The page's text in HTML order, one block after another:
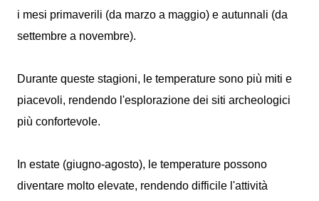
i mesi primaverili (da marzo a maggio) e autunnali (da
settembre a novembre).
Durante queste stagioni, le temperature sono più miti e
piacevoli, rendendo l'esplorazione dei siti archeologici
più confortevole.
In estate (giugno-agosto), le temperature possono
diventare molto elevate, rendendo difficile l'attività